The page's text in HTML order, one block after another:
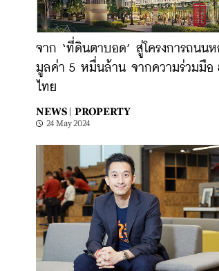
จาก ‘ที่ดินตาบอด’ สู่โครงการถนนห
มูลค่า 5 หมื่นล้าน จากความร่วมมือ
ไทย
NEWS | PROPERTY
24 May 2024